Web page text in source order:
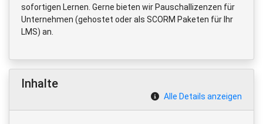
sofortigen Lernen. Gerne bieten wir Pauschallizenzen für
Unternehmen (gehostet oder als SCORM Paketen für Ihr
LMS) an.
Inhalte
Alle Details anzeigen